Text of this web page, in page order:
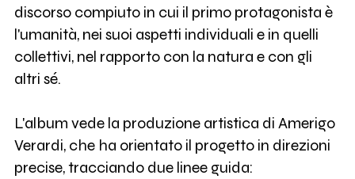
discorso compiuto in cui il primo protagonista è
l'umanità, nei suoi aspetti individuali e in quelli
collettivi, nel rapporto con la natura e con gli
altri sé.
L'album vede la produzione artistica di Amerigo
Verardi, che ha orientato il progetto in direzioni
precise, tracciando due linee guida: